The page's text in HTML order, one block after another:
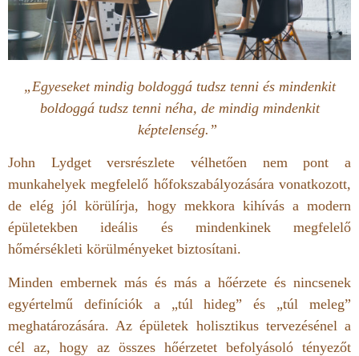
„Egyeseket mindig boldoggá tudsz tenni és mindenkit
boldoggá tudsz tenni néha, de mindig mindenkit
képtelenség.”
John Lydget versrészlete vélhetően nem pont a
munkahelyek megfelelő hőfokszabályozására vonatkozott,
de elég jól körülírja, hogy mekkora kihívás a modern
épületekben ideális és mindenkinek megfelelő
hőmérsékleti körülményeket biztosítani.
Minden embernek más és más a hőérzete és nincsenek
egyértelmű definíciók a „túl hideg” és „túl meleg”
meghatározására. Az épületek holisztikus tervezésénel a
cél az, hogy az összes hőérzetet befolyásoló tényezőt